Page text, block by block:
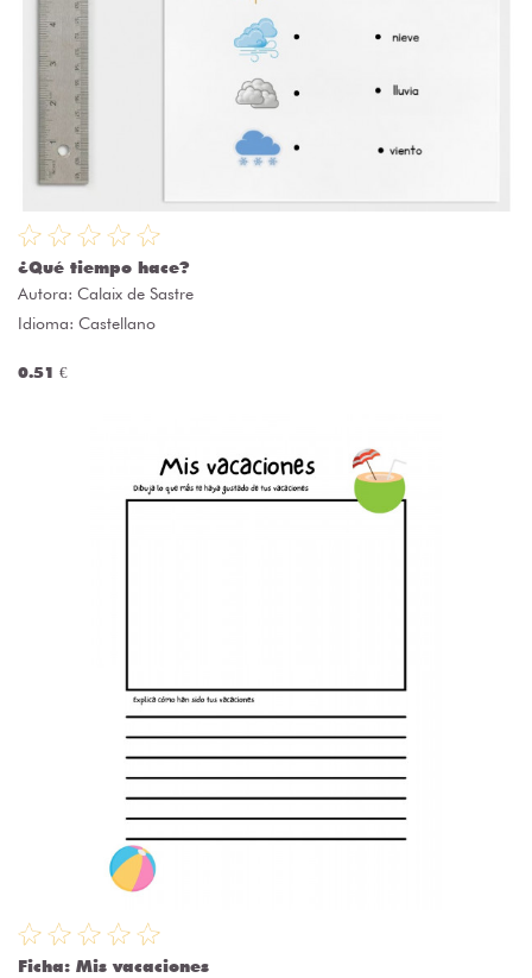
¿Qué tiempo hace?
Autora: Calaix de Sastre
Idioma: Castellano
0.51 €
Ficha: Mis vacaciones